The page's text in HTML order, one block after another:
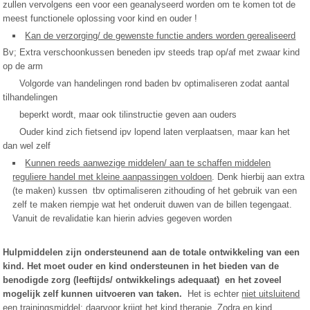
zullen vervolgens een voor een geanalyseerd worden om te komen tot de
meest functionele oplossing voor kind en ouder !
Kan de verzorging/ de gewenste functie anders worden gerealiseerd
Bv; Extra verschoonkussen beneden ipv steeds trap op/af met zwaar kind
op de arm
Volgorde van handelingen rond baden bv optimaliseren zodat aantal
tilhandelingen
beperkt wordt, maar ook tilinstructie geven aan ouders
Ouder kind zich fietsend ipv lopend laten verplaatsen, maar kan het
dan wel zelf
Kunnen reeds aanwezige middelen/ aan te schaffen middelen
reguliere handel met kleine aanpassingen voldoen. Denk hierbij aan extra
(te maken) kussen tbv optimaliseren zithouding of het gebruik van een
zelf te maken riempje wat het onderuit duwen van de billen tegengaat.
Vanuit de revalidatie kan hierin advies gegeven worden
Hulpmiddelen zijn ondersteunend aan de totale ontwikkeling van een
kind. Het moet ouder en kind ondersteunen in het bieden van de
benodigde zorg (leeftijds/ ontwikkelings adequaat) en het zoveel
mogelijk zelf kunnen uitvoeren van taken. Het is echter niet uitsluitend
een trainingsmiddel; daarvoor krijgt het kind therapie . Zodra en kind